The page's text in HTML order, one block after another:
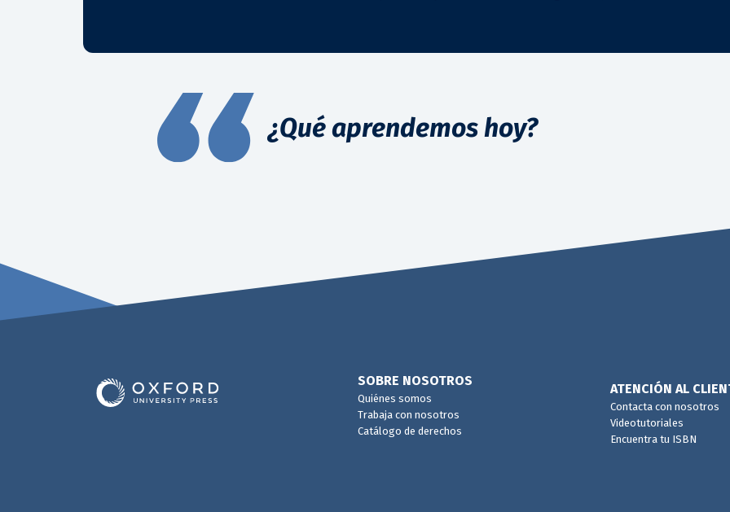
¿Qué aprendemos hoy?
SOBRE NOSOTROS
Quiénes somos
Trabaja con nosotros
Catálogo de derechos
ATENCIÓN AL
Contacta con nosotros
Videotutoriales
Encuentra tu ISBN